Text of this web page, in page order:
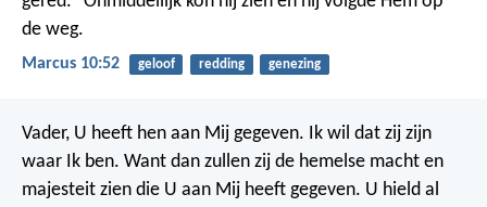
de weg.
Marcus 10:52 geloof redding genezing
Vader, U heeft hen aan Mij gegeven. Ik wil dat zij zijn
waar Ik ben. Want dan zullen zij de hemelse macht en
majesteit zien die U aan Mij heeft gegeven. U hield al